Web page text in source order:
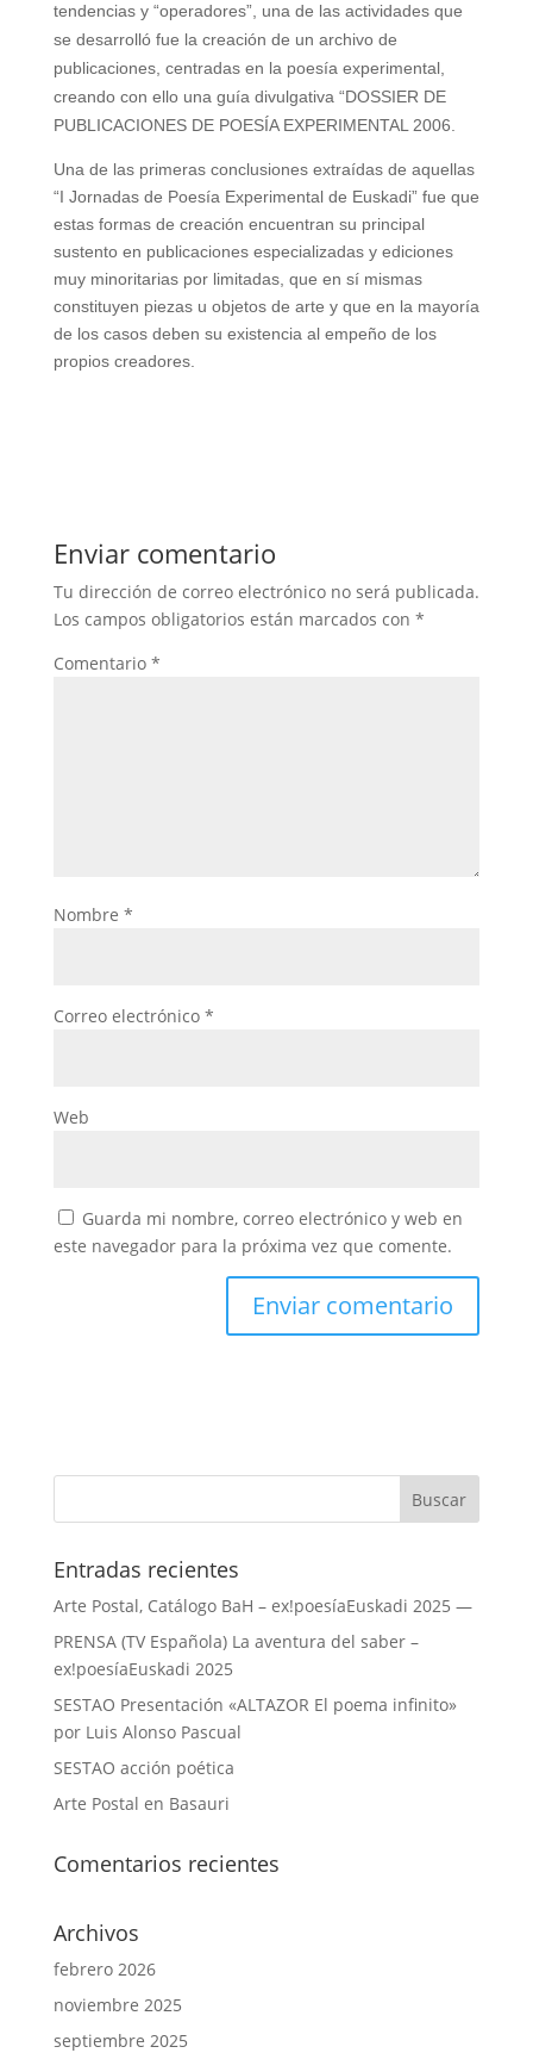
tendencias y “operadores”, una de las actividades que
se desarrolló fue la creación de un archivo de
publicaciones, centradas en la poesía experimental,
creando con ello una guía divulgativa “DOSSIER DE
PUBLICACIONES DE POESÍA EXPERIMENTAL 2006.
Una de las primeras conclusiones extraídas de aquellas
“I Jornadas de Poesía Experimental de Euskadi” fue que
estas formas de creación encuentran su principal
sustento en publicaciones especializadas y ediciones
muy minoritarias por limitadas, que en sí mismas
constituyen piezas u objetos de arte y que en la mayoría
de los casos deben su existencia al empeño de los
propios creadores.
Enviar comentario
Tu dirección de correo electrónico no será publicada.
Los campos obligatorios están marcados con *
Comentario *
Nombre *
Correo electrónico *
Web
Guarda mi nombre, correo electrónico y web en
este navegador para la próxima vez que comente.
Entradas recientes
Arte Postal, Catálogo BaH – ex!poesíaEuskadi 2025 —
PRENSA (TV Española) La aventura del saber –
ex!poesíaEuskadi 2025
SESTAO Presentación «ALTAZOR El poema infinito»
por Luis Alonso Pascual
SESTAO acción poética
Arte Postal en Basauri
Comentarios recientes
Archivos
febrero 2026
noviembre 2025
septiembre 2025